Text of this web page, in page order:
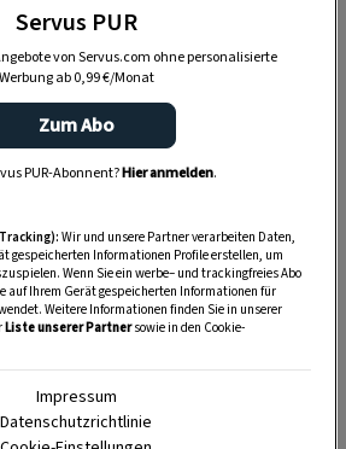
auf WhatsApp
auf Ihrem Handy und lieben es, auf
oder im Garten zu werkeln? In
Servus PUR
von Servus.com ohne personalisierte
Werbung ab 0,99 €/Monat
Zum Abo
PUR-Abonnent?Hier anmelden.
Wir und unsere Partner verarbeiten Daten,
gespeicherten Informationen Profile erstellen, um
Wenn Sie ein werbe– und trackingfreies Abo
auf Ihrem Gerät gespeicherten Informationen für
Weitere Informationen finden Sie in unserer
Liste unserer Partnersowie in den Cookie-
Impressum
Datenschutzrichtlinie